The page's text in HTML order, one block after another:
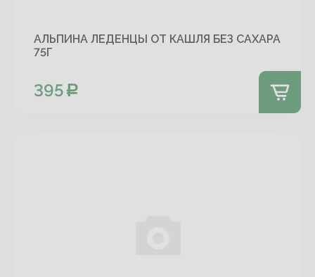
АЛЬПИНА ЛЕДЕНЦЫ ОТ КАШЛЯ БЕЗ САХАРА
75Г
395